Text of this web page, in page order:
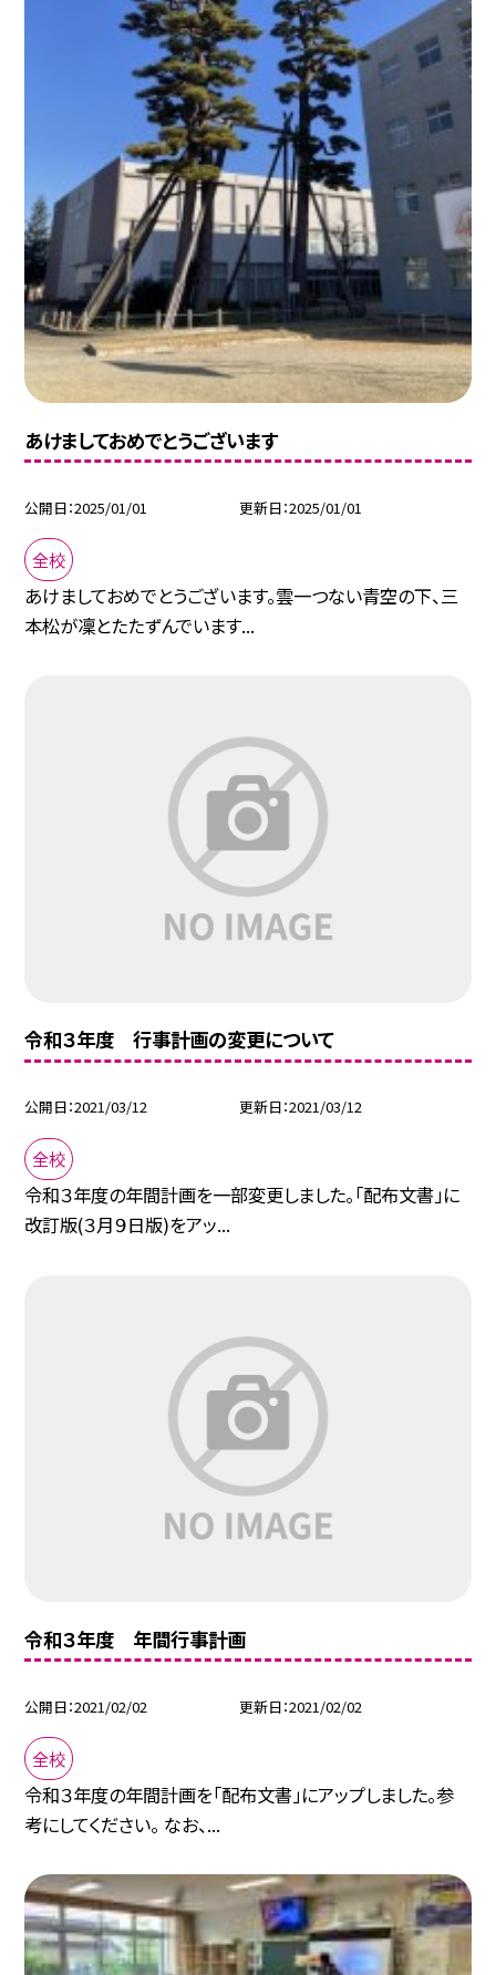
あけましておめでとうございます
公開日 2025/01/01 更新日 2025/01/01
全校
あけましておめでとうございます。雲一つない青空の下、三
本松が凜とたたずんでいます...
令和３年度 行事計画の変更について
公開日 2021/03/12 更新日 2021/03/12
全校
令和３年度の年間計画を一部変更しました。「配布文書」に
改訂版(３月９日版)をアッ...
令和３年度 年間行事計画
公開日 2021/02/02 更新日 2021/02/02
全校
令和３年度の年間計画を「配布文書」にアップしました。参
考にしてください。 なお、...